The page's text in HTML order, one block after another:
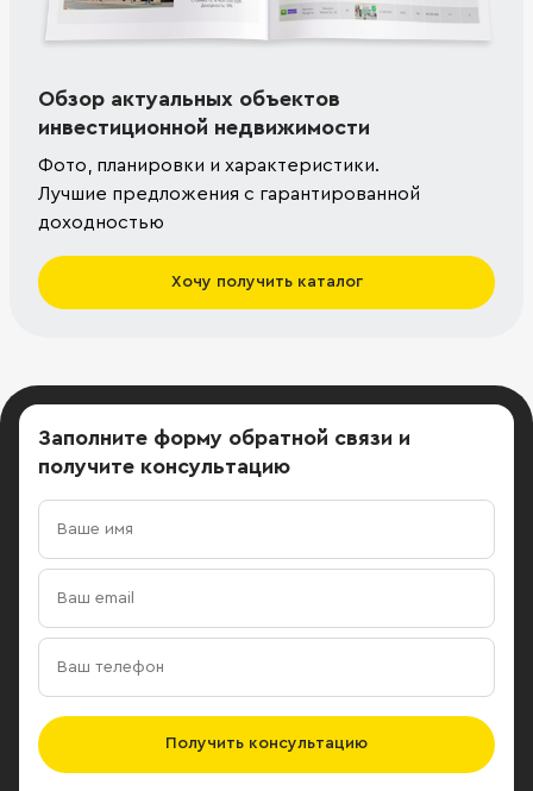
Обзор актуальных объектов
инвестиционной недвижимости
Фото, планировки и характеристики.
Лучшие предложения с гарантированной
доходностью
Хочу получить каталог
Заполните форму обратной связи и
получите консультацию
Получить консультацию